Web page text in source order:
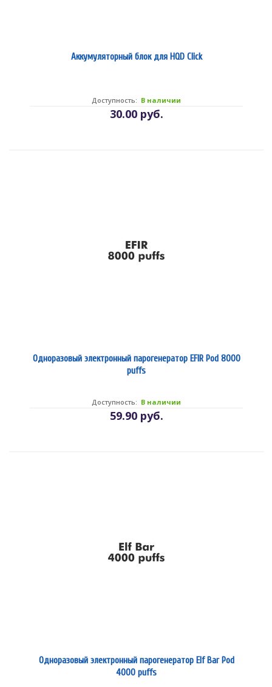
Аккумуляторный блок для HQD Click
30.00 руб.
Доступность: В наличии
Одноразовый электронный парогенератор EFIR Pod 8000
puffs
59.90 руб.
Доступность: В наличии
Одноразовый электронный парогенератор Elf Bar Pod
4000 puffs